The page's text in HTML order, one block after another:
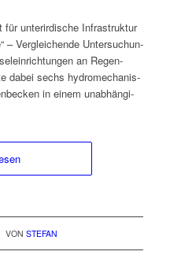
unterirdis­che Infra­struk­tur
– Ver­gle­ichende Unter­suchun­
an Regen­
dabei sechs hydro­mech­anis­
in einem unab­hängi­
VON STEFAN